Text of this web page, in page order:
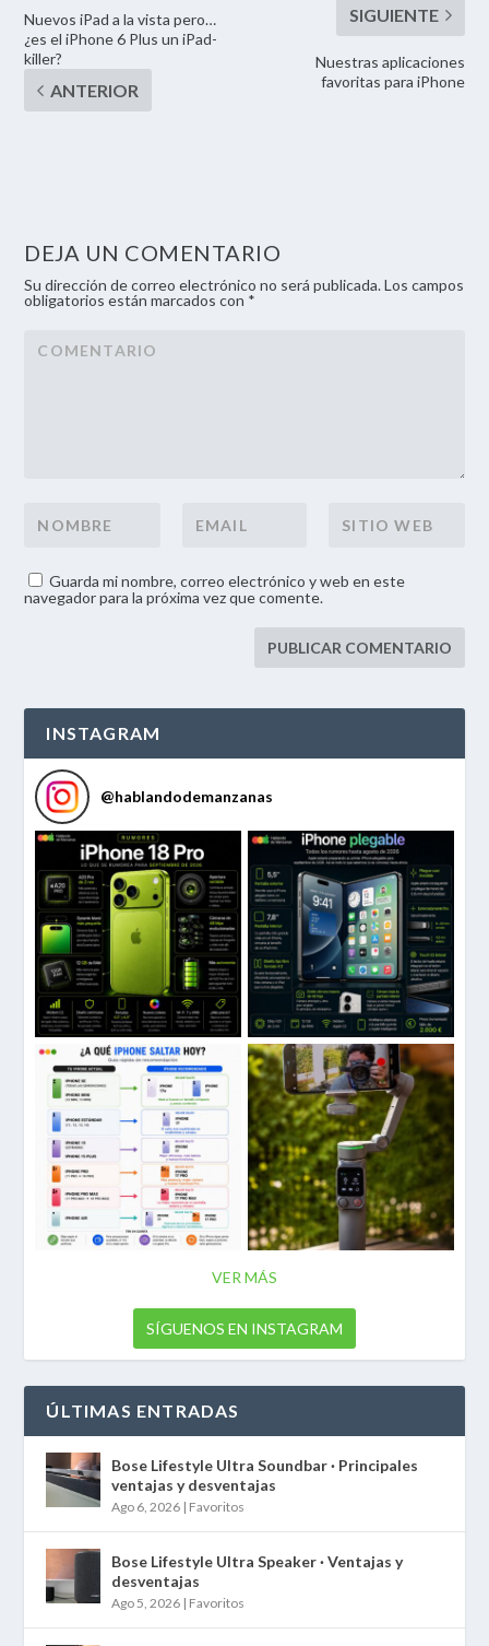
Nuevos iPad a la vista pero…
¿es el iPhone 6 Plus un iPad-
killer?
Nuestras aplicaciones
favoritas para iPhone
DEJA UN COMENTARIO
Su dirección de correo electrónico no será publicada. Los campos
obligatorios están marcados con *
Guarda mi nombre, correo electrónico y web en este
navegador para la próxima vez que comente.
INSTAGRAM
@hablandodemanzanas
VER MÁS
SÍGUENOS EN INSTAGRAM
ÚLTIMAS ENTRADAS
Bose Lifestyle Ultra Soundbar · Principales
ventajas y desventajas
Ago 6, 2026 | Favoritos
Bose Lifestyle Ultra Speaker · Ventajas y
desventajas
Ago 5, 2026 | Favoritos